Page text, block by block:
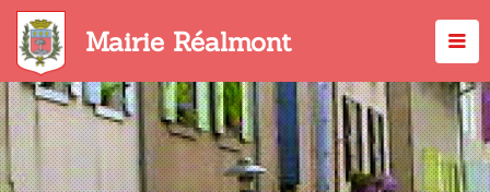
Aller
contenu
principal
Mairie Réalmont